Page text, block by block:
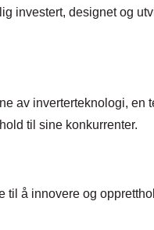
investert, designet og
av inverterteknologi, en
til sine konkurrenter.
til å innovere og